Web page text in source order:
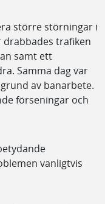
större störningar i
drabbades trafiken
samt ett
Samma dag var
av banarbete.
förseningar och
vanligtvis